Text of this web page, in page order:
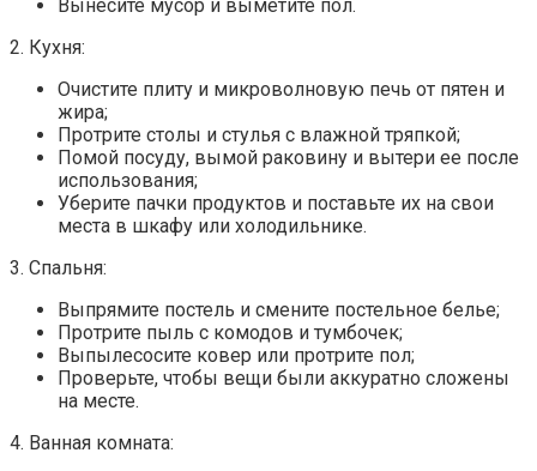
Вынесите мусор и выметите пол.
2. Кухня:
Очистите плиту и микроволновую печь от пятен и
жира;
Протрите столы и стулья с влажной тряпкой;
Помой посуду, вымой раковину и вытери ее после
использования;
Уберите пачки продуктов и поставьте их на свои
места в шкафу или холодильнике.
3. Спальня:
Выпрямите постель и смените постельное белье;
Протрите пыль с комодов и тумбочек;
Выпылесосите ковер или протрите пол;
Проверьте, чтобы вещи были аккуратно сложены
на месте.
4. Ванная комната: